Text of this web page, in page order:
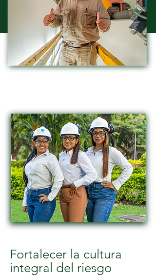
Fortalecer la cultura
integral del riesgo